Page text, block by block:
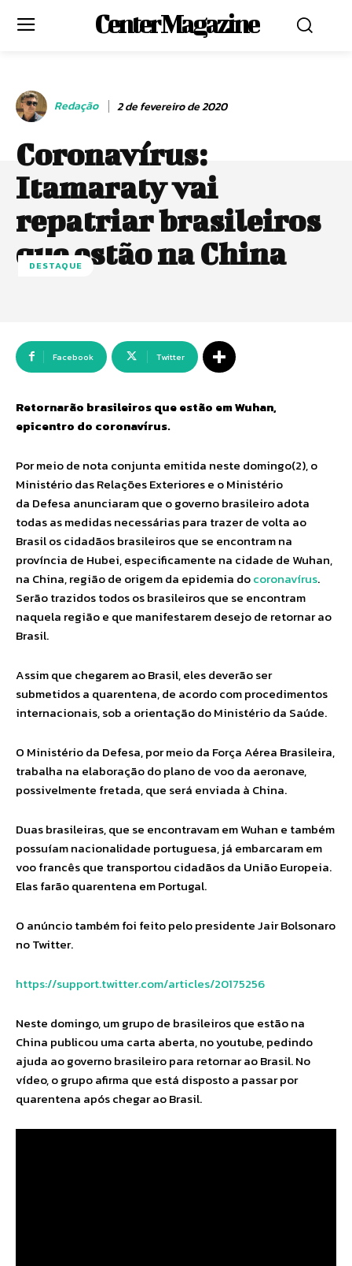
Center Magazine
Redação 2 de fevereiro de 2020
Coronavírus:
Itamaraty vai
repatriar brasileiros
que estão na China
DESTAQUE
Facebook Twitter
Retornarão brasileiros que estão em Wuhan,
epicentro do coronavírus.
Por meio de nota conjunta emitida neste domingo(2), o
Ministério das Relações Exteriores e o Ministério
da Defesa anunciaram que o governo brasileiro adota
todas as medidas necessárias para trazer de volta ao
Brasil os cidadãos brasileiros que se encontram na
província de Hubei, especificamente na cidade de Wuhan,
na China, região de origem da epidemia docoronavírus.
Serão trazidos todos os brasileiros que se encontram
naquela região e que manifestarem desejo de retornar ao
Brasil.
Assim que chegarem ao Brasil, eles deverão ser
submetidos a quarentena, de acordo com procedimentos
internacionais, sob a orientação do Ministério da Saúde.
O Ministério da Defesa, por meio da Força Aérea Brasileira,
trabalha na elaboração do plano de voo da aeronave,
possivelmente fretada, que será enviada à China.
Duas brasileiras, que se encontravam em Wuhan e também
possuíam nacionalidade portuguesa, já embarcaram em
voo francês que transportou cidadãos da União Europeia.
Elas farão quarentena em Portugal.
O anúncio também foi feito pelo presidente Jair Bolsonaro
no Twitter.
https://support.twitter.com/articles/20175256
Neste domingo, um grupo de brasileiros que estão na
China publicou uma carta aberta, no youtube, pedindo
ajuda ao governo brasileiro para retornar ao Brasil. No
vídeo, o grupo afirma que está disposto a passar por
quarentena após chegar ao Brasil.